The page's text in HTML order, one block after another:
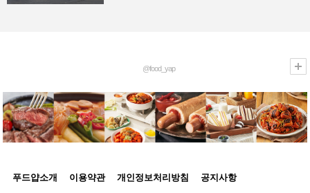
@food_yap
푸드얍소개 이용약관 개인정보처리방침 공지사항